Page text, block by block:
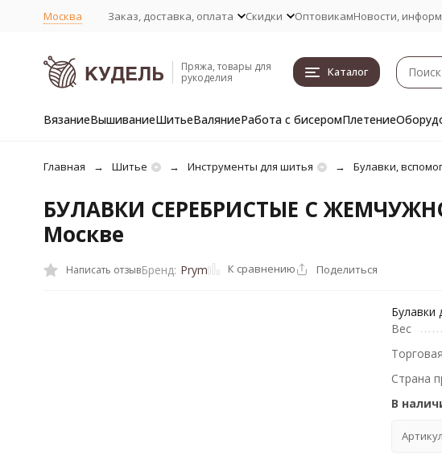
Москва Заказ, доставка, оплата Скидки ОптовикамНовости,
Пряжа, товары для
рукоделия
Каталог
ВязаниеВышиваниеШитьеВаляниеРабота с бисеромПлетение
Главная Шитье Инструменты для шитья Булавки,
БУЛАВКИ СЕРЕБРИСТЫЕ С
Москве
Написать отзывБренд: Prym К сравнению Поделиться
Булавки
Вес
Страна
В
Артикул